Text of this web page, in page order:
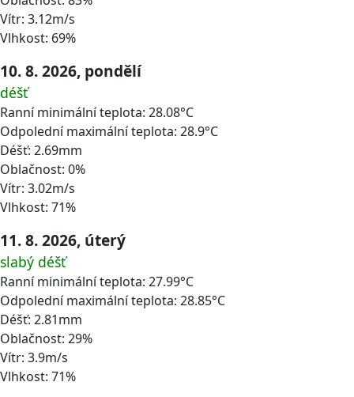
Vítr: 3.12m/s
Vlhkost: 69%
10. 8. 2026, pondělí
déšť
Ranní minimální teplota: 28.08°C
Odpolední maximální teplota: 28.9°C
Déšť: 2.69mm
Oblačnost: 0%
Vítr: 3.02m/s
Vlhkost: 71%
11. 8. 2026, úterý
slabý déšť
Ranní minimální teplota: 27.99°C
Odpolední maximální teplota: 28.85°C
Déšť: 2.81mm
Oblačnost: 29%
Vítr: 3.9m/s
Vlhkost: 71%